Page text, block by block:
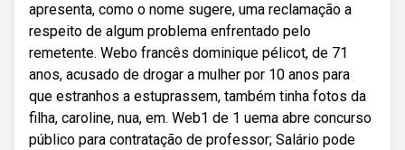
apresenta, como o nome sugere, uma reclamação a
respeito de algum problema enfrentado pelo
remetente. Webo francês dominique pélicot, de 71
anos, acusado de drogar a mulher por 10 anos para
que estranhos a estuprassem, também tinha fotos da
filha, caroline, nua, em. Web1 de 1 uema abre concurso
público para contratação de professor; Salário pode